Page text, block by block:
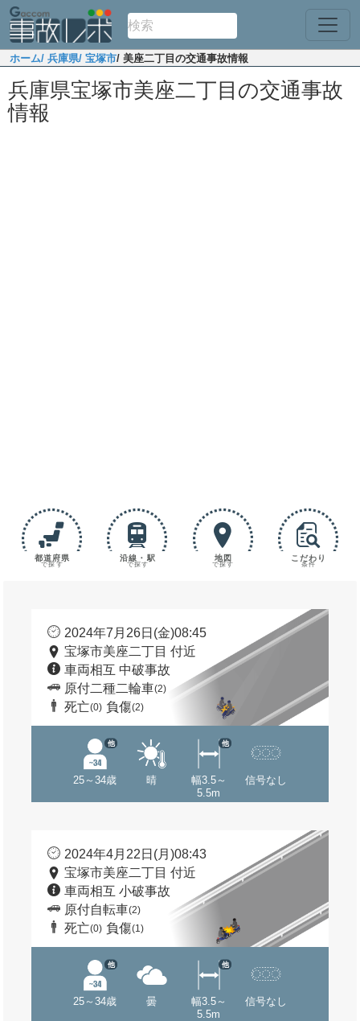
ホーム/ 兵庫県/ 宝塚市/ 美座二丁目の交通事故情報
兵庫県宝塚市美座二丁目の交通事故
情報
都道府県
で探す
沿線・駅
で探す
地図
で探す
こだわり
条件
2024年7月26日(金)08:45
宝塚市美座二丁目 付近
車両相互 中破事故
原付二種二輪車(2)
死亡(0) 負傷(2)
25～34歳
他
晴
幅3.5～
5.5m
他
信号なし
2024年4月22日(月)08:43
宝塚市美座二丁目 付近
車両相互 小破事故
原付自転車(2)
死亡(0) 負傷(1)
25～34歳
他
曇
幅3.5～
5.5m
他
信号なし